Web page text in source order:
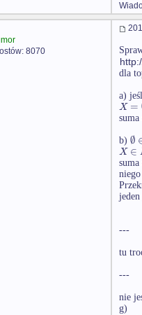
8070
dla
a)
X=
b) ∅
X ∈
niego
---
tu
---
nie
g)